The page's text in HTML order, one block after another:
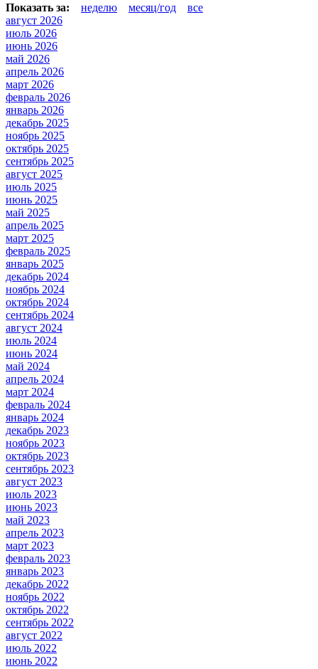
Показать за: неделю месяц/год
все
август 2026
июль 2026
июнь 2026
май 2026
апрель 2026
март 2026
февраль 2026
январь 2026
декабрь 2025
ноябрь 2025
октябрь 2025
сентябрь 2025
август 2025
июль 2025
июнь 2025
май 2025
апрель 2025
март 2025
февраль 2025
январь 2025
декабрь 2024
ноябрь 2024
октябрь 2024
сентябрь 2024
август 2024
июль 2024
июнь 2024
май 2024
апрель 2024
март 2024
февраль 2024
январь 2024
декабрь 2023
ноябрь 2023
октябрь 2023
сентябрь 2023
август 2023
июль 2023
июнь 2023
май 2023
апрель 2023
март 2023
февраль 2023
январь 2023
декабрь 2022
ноябрь 2022
октябрь 2022
сентябрь 2022
август 2022
июль 2022
июнь 2022